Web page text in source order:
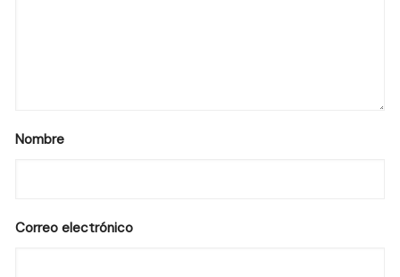
Nombre
Correo electrónico